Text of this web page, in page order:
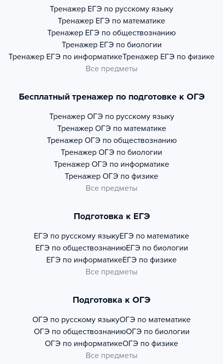
Тренажер ЕГЭ по русскому языку
Тренажер ЕГЭ по математике
Тренажер ЕГЭ по обществознанию
Тренажер ЕГЭ по биологии
Тренажер ЕГЭ по информатикеТренажер ЕГЭ по физике
Все предметы
Бесплатный тренажер по подготовке к ОГЭ
Тренажер ОГЭ по русскому языку
Тренажер ОГЭ по математике
Тренажер ОГЭ по обществознанию
Тренажер ОГЭ по биологии
Тренажер ОГЭ по информатике
Тренажер ОГЭ по физике
Все предметы
Подготовка к ЕГЭ
ЕГЭ по русскому языкуЕГЭ по математике
ЕГЭ по обществознаниюЕГЭ по биологии
ЕГЭ по информатикеЕГЭ по физике
Все предметы
Подготовка к ОГЭ
ОГЭ по русскому языкуОГЭ по математике
ОГЭ по обществознаниюОГЭ по биологии
ОГЭ по информатикеОГЭ по физике
Все предметы